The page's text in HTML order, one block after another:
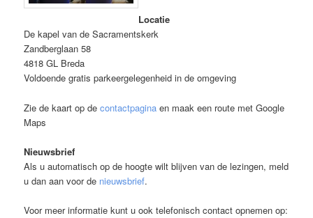
Locatie
De kapel van de Sacramentskerk
Zandberglaan 58
4818 GL Breda
Voldoende gratis parkeergelegenheid in de omgeving
Zie de kaart op decontactpagina en maak een route met Google
Maps
Nieuwsbrief
Als u automatisch op de hoogte wilt blijven van de lezingen, meld
u dan aan voor de nieuwsbrief.
Voor meer informatie kunt u ook telefonisch contact opnemen op: